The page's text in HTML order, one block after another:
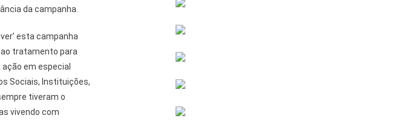
da campanha.
esta campanha
tratamento para
em especial
Sociais, Instituições,
tiveram o
vivendo com